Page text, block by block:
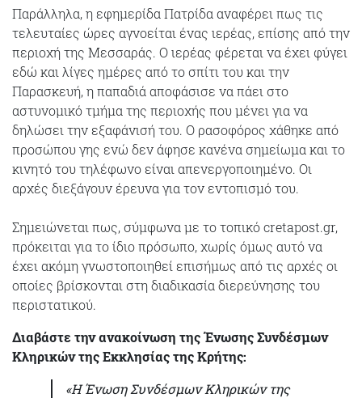
Παράλληλα, η εφημερίδα Πατρίδα αναφέρει πως τις
τελευταίες ώρες αγνοείται ένας ιερέας, επίσης από την
περιοχή της Μεσσαράς. Ο ιερέας φέρεται να έχει φύγει
εδώ και λίγες ημέρες από το σπίτι του και την
Παρασκευή, η παπαδιά αποφάσισε να πάει στο
αστυνομικό τμήμα της περιοχής που μένει για να
δηλώσει την εξαφάνισή του. Ο ρασοφόρος χάθηκε από
προσώπου γης ενώ δεν άφησε κανένα σημείωμα και το
κινητό του τηλέφωνο είναι απενεργοποιημένο. Οι
αρχές διεξάγουν έρευνα για τον εντοπισμό του.
Σημειώνεται πως, σύμφωνα με το τοπικό cretapost.gr,
πρόκειται για το ίδιο πρόσωπο, χωρίς όμως αυτό να
έχει ακόμη γνωστοποιηθεί επισήμως από τις αρχές οι
οποίες βρίσκονται στη διαδικασία διερεύνησης του
περιστατικού.
Διαβάστε την ανακοίνωση της Ένωσης Συνδέσμων
Κληρικών της Εκκλησίας της Κρήτης:
«Η Ένωση Συνδέσμων Κληρικών της